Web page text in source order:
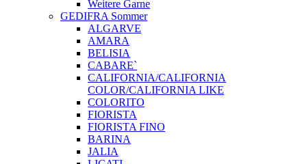
Weitere Garne
GEDIFRA Sommer
ALGARVE
AMARA
BELISIA
CABARE`
CALIFORNIA/CALIFORNIA
COLOR/CALIFORNIA LIKE
COLORITO
FIORISTA
FIORISTA FINO
BARINA
JALIA